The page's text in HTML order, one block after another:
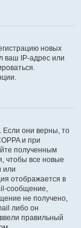
новых
ваш IP-адрес или
Если они верны, то
и при
полученным
чтобы все новые
или
отображается в
сообщение,
не получено,
либо он
правильный